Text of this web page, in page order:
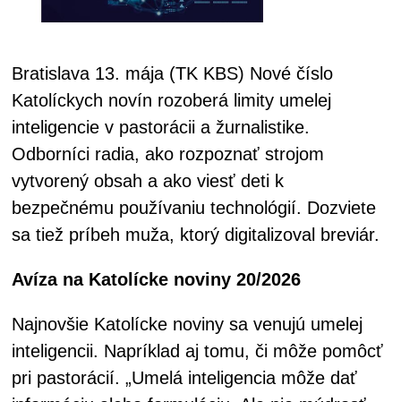
Bratislava 13. mája (TK KBS) Nové číslo
Katolíckych novín rozoberá limity umelej
inteligencie v pastorácii a žurnalistike.
Odborníci radia, ako rozpoznať strojom
vytvorený obsah a ako viesť deti k
bezpečnému používaniu technológií. Dozviete
sa tiež príbeh muža, ktorý digitalizoval breviár.
Avíza na Katolícke noviny 20/2026
Najnovšie Katolícke noviny sa venujú umelej
inteligencii. Napríklad aj tomu, či môže pomôcť
pri pastorácií. „Umelá inteligencia môže dať